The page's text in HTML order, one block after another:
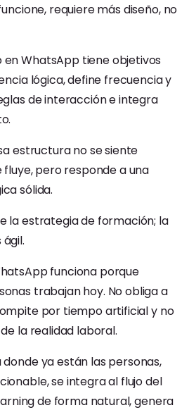
requiere más diseño, no
WhatsApp tiene objetivos
lógica, define frecuencia y
de interacción e integra
estructura no se siente
fluye, pero responde a una
sólida.
la estrategia de formación; la
funciona porque
trabajan hoy. No obliga a
por tiempo artificial y no
la realidad laboral.
ya están las personas,
se integra al flujo del
de forma natural, genera